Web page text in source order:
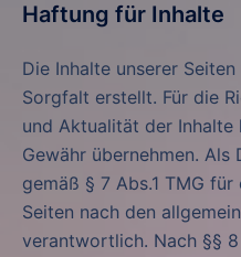
Haftung für Inhalte
Die Inhalte unserer
Sorgfalt erstellt. Für die
und Aktualität der
Gewähr übernehmen.
gemäß § 7 Abs.1 TMG
Seiten nach den
verantwortlich. Nach §§